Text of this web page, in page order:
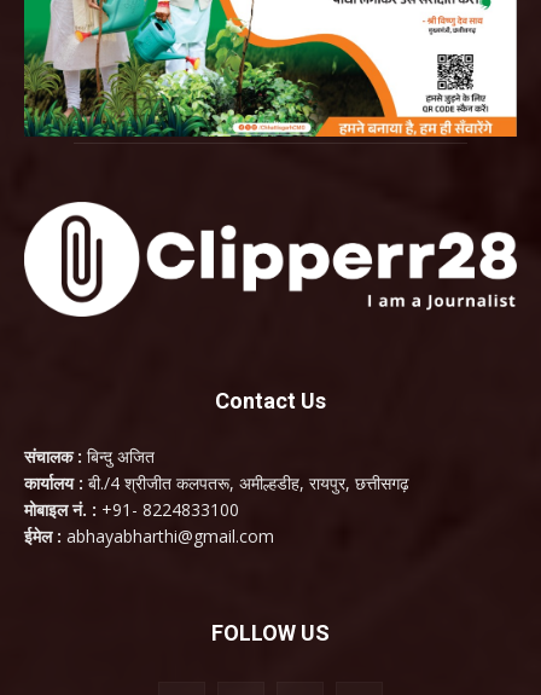
Contact Us
संचालक : बिन्दु अजित
कार्यालय : बी./4 श्रीजीत कलपतरू, अमील्हडीह, रायपुर, छत्तीसगढ़
मोबाइल नं. : +91- 8224833100
ईमेल : abhayabharthi@gmail.com
FOLLOW US